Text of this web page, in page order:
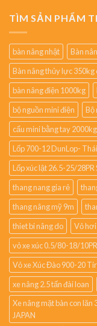
TÌM SẢN PHẨM
bàn nâng nhật
Bàn
Bàn nâng thủy lực 350kg
bàn nâng điện 1000kg
bộ nguồn mini điện
Bộ
cẩu mini bằng tay 2000kg
Lốp 700-12 DunLop-
Lốp xúc lật 26.5-25/
thang nang gia rẻ
thang nâng mỹ 9m
thiet bi nâng do
Vỏ hơi
vỏ xe xúc 0.5/80-18/10PR
Vỏ xe Xúc Đào 900-20
xe nâng 2.5 tấn đài loan
Xe nâng mặt bàn con
JAPAN